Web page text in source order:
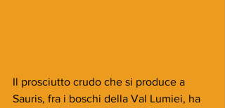
Il prosciutto crudo che si produce a
Sauris, fra i boschi della Val Lumiei, ha